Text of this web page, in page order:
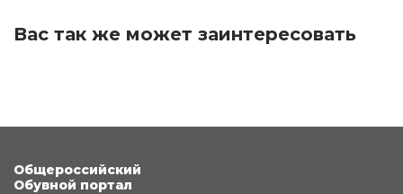
Вас так же может заинтересовать
Общероссийский
Обувной портал